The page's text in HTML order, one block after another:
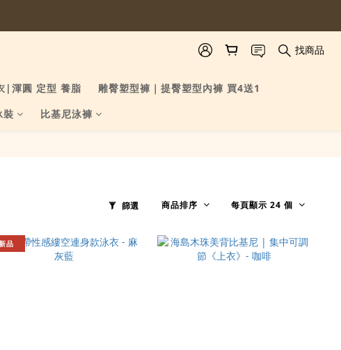
找商品
|渾圓 定型 養脂
雕臀塑型褲｜提臀塑型內褲 買4送1
裝 比基尼泳褲
篩選 商品排序 每頁顯示 24 個
品